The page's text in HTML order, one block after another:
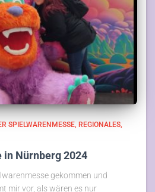
SPIELWARENMESSE REGIONALES
Nürnberg 2024
gekommen und
mir vor, als wären es nur